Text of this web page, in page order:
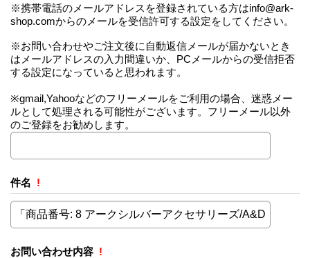
※携帯電話のメールアドレスを登録されている方はinfo@ark-
shop.comからのメールを受信許可する設定をしてください。
※お問い合わせやご注文後に自動返信メールが届かないとき
はメールアドレスの入力間違いか、PCメールからの受信拒否
する設定になっていると思われます。
※gmail,Yahooなどのフリーメールをご利用の場合、迷惑メー
ルとして処理される可能性がございます。フリーメール以外
のご登録をお勧めします。
件名 !
お問い合わせ内容 !